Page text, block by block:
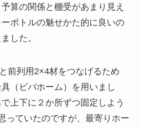
算の関係と棚受があまり見え
ボトルの魅せかた的に良いの
した。
前列用2×4材をつなげるため
（ビバホーム）を用いまし
上下に２か所ずつ固定しよう
っていたのですが、最寄りホー